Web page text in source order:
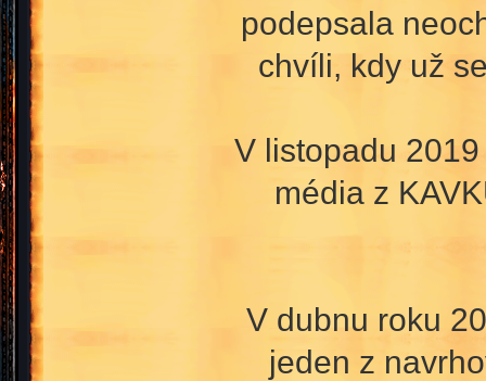
podepsala
chvíli, kdy už
V listopadu
média z
V dubnu roku
jeden z